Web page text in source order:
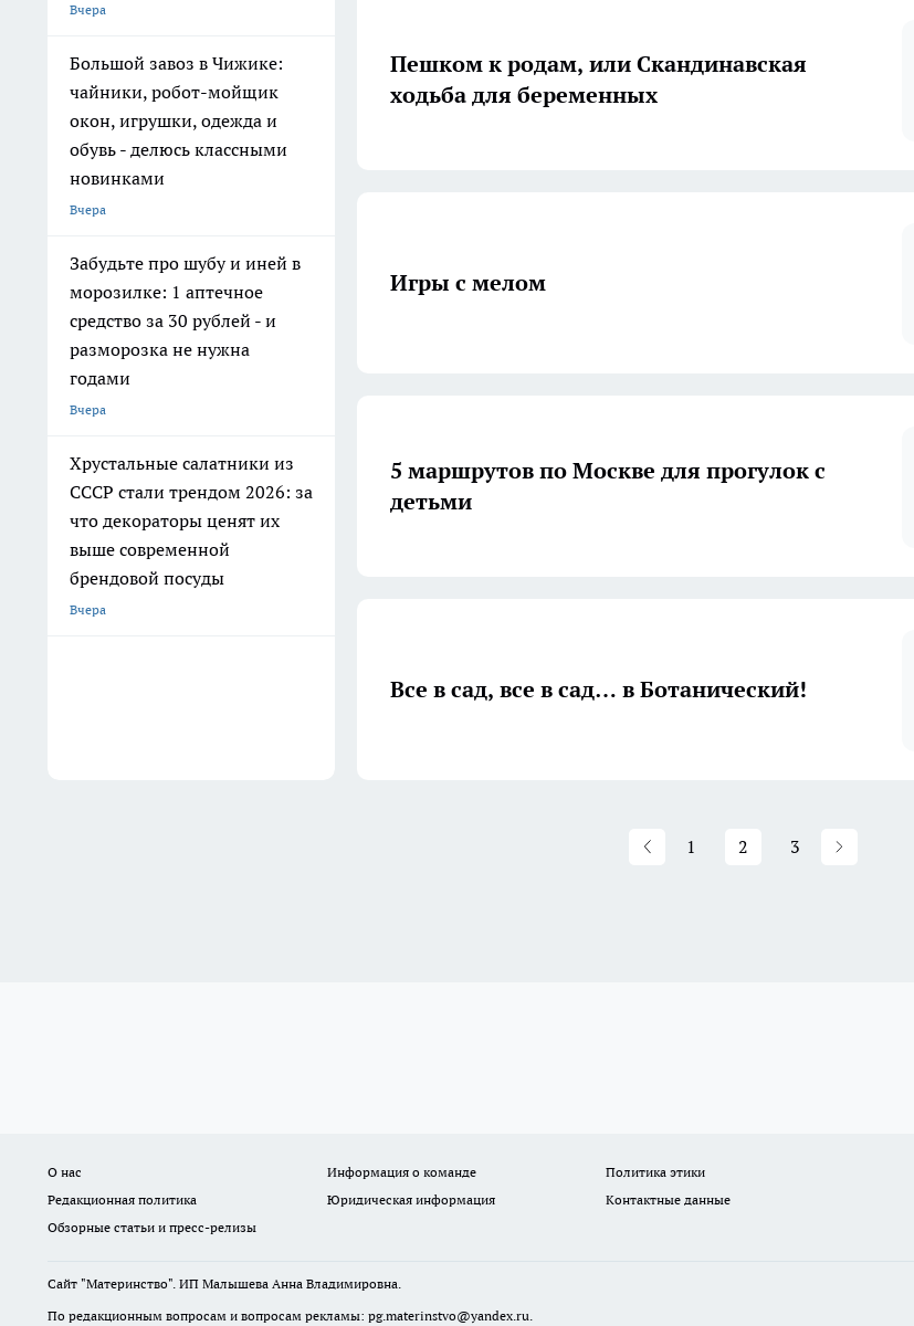
Вчера
Большой завоз в Чижике:
чайники, робот-мойщик
окон, игрушки, одежда и
обувь - делюсь классными
новинками
Вчера
Забудьте про шубу и иней в
морозилке: 1 аптечное
средство за 30 рублей - и
разморозка не нужна
годами
Вчера
Хрустальные салатники из
СССР стали трендом 2026: за
что декораторы ценят их
выше современной
брендовой посуды
Вчера
Пешком к родам, или Скандинавская
ходьба для беременных
Игры с мелом
5 маршрутов по Москве для прогулок с
детьми
Все в сад, все в сад… в Ботанический!
1 2 3
О нас Информация о команде
Политика этики
Редакционная политика
Юридическая информация
Контактные данные
Обзорные статьи и пресс-релизы
Сайт "Материнство". ИП Малышева Анна Владимировна.
По редакционным вопросам и вопросам рекламы: pg.materinstvo@yandex.ru.